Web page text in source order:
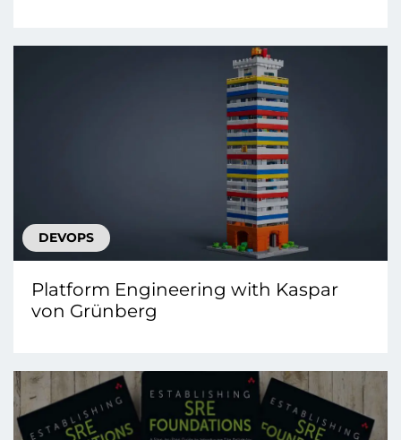
DEVOPS
Platform Engineering with Kaspar
von Grünberg